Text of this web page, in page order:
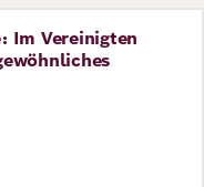
Im Vereinigten